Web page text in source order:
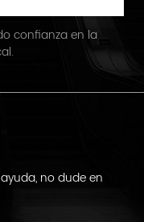
confianza en la
no dude en